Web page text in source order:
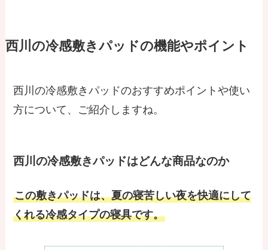
西川の冷感敷きパッドの機能やポイント
西川の冷感敷きパッドのおすすめポイントや使い
方について、ご紹介しますね。
西川の冷感敷きパッドはどんな商品なのか
この敷きパッドは、夏の寝苦しい夜を快適にして
くれる冷感タイプの寝具です。